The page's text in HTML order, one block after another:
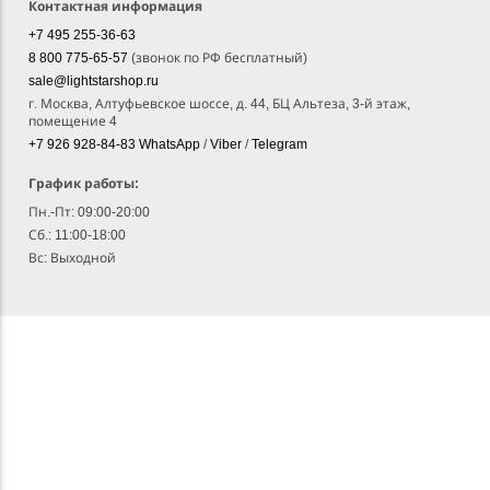
Контактная информация
+7 495 255-36-63
8 800 775-65-57 (звонок по РФ бесплатный)
sale@lightstarshop.ru
г. Москва, Алтуфьевское шоссе, д. 44, БЦ Альтеза, 3-й этаж,
помещение 4
+7 926 928-84-83 WhatsApp /Viber /Telegram
График работы:
Пн.-Пт: 09:00-20:00
Сб.: 11:00-18:00
Вс: Выходной